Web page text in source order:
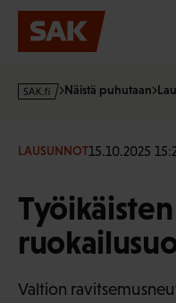
Hyppää
sisältöön
s
·
Näistä puhutaan
LAUSUNNOT15.10.2025
Työikäisten
Valtion